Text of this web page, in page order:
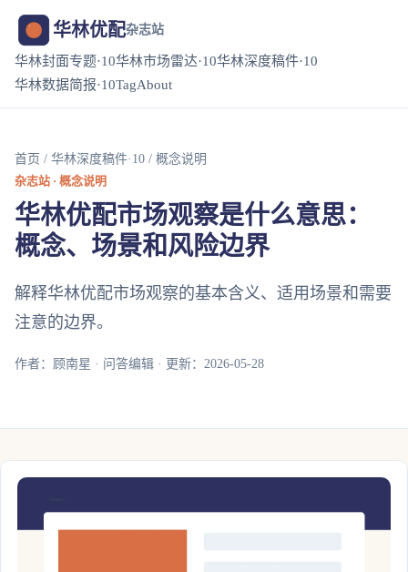
华林优配杂志站
华林封面专题·10华林市场雷达·10华林深度稿件·10
华林数据简报·10TagAbout
首页 / 华林深度稿件·10 / 概念说明
杂志站 · 概念说明
华林优配市场观察是什么意思：
概念、场景和风险边界
解释华林优配市场观察的基本含义、适用场景和需要
注意的边界。
作者：顾南星 · 问答编辑 · 更新：2026-05-28